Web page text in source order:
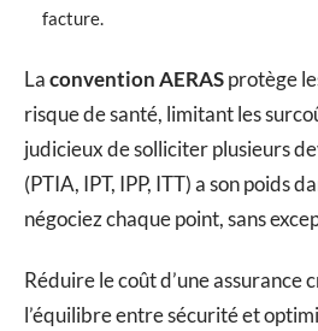
facture.
Laconvention AERASprotège
risque de santé, limitant les
judicieux de solliciter plusieurs
(PTIA, IPT, IPP, ITT) a son poids
négociez chaque point, sans
Réduire le coût d’une assurance
l’équilibre entre sécurité et